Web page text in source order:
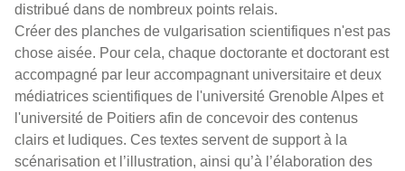
distribué dans de nombreux points relais.
Créer des planches de vulgarisation scientifiques n'est pas
chose aisée. Pour cela, chaque doctorante et doctorant est
accompagné par leur accompagnant universitaire et deux
médiatrices scientifiques de l'université Grenoble Alpes et
l'université de Poitiers afin de concevoir des contenus
clairs et ludiques. Ces textes servent de support à la
scénarisation et l’illustration, ainsi qu’à l’élaboration des